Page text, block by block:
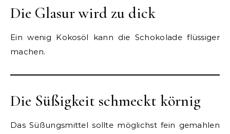
Die Glasur wird zu dick
Ein wenig Kokosöl kann die Schokolade flüssiger
machen.
Die Süßigkeit schmeckt körnig
Das Süßungsmittel sollte möglichst fein gemahlen